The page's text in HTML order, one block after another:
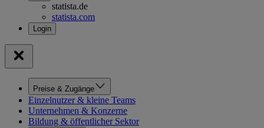
statista.de
statista.com
Preise & Zugänge
Einzelnutzer & kleine Teams
Unternehmen & Konzerne
Bildung & öffentlicher Sektor